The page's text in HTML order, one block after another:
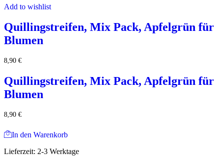
Add to wishlist
Quillingstreifen, Mix Pack, Apfelgrün für
Blumen
8,90 €
Quillingstreifen, Mix Pack, Apfelgrün für
Blumen
8,90 €
In den Warenkorb
Lieferzeit: 2-3 Werktage